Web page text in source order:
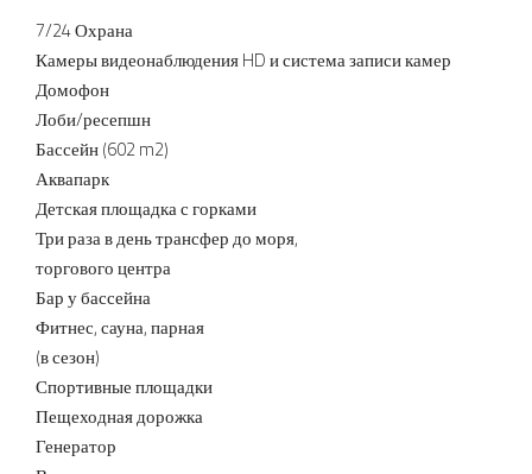
7/24 Охрана
Камеры видеонаблюдения HD и система записи камер
Домофон
Лоби/ресепшн
Бассейн (602 m2)
Аквапарк
Детская площадка с горками
Три раза в день трансфер до моря,
торгового центра
Бар у бассейна
Фитнес, сауна, парная
(в сезон)
Спортивные площадки
Пещеходная дорожка
Генератор